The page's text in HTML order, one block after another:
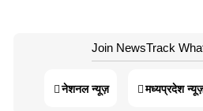
Join NewsTrack
नेशनल न्यूज़ मध्यप्रदेश